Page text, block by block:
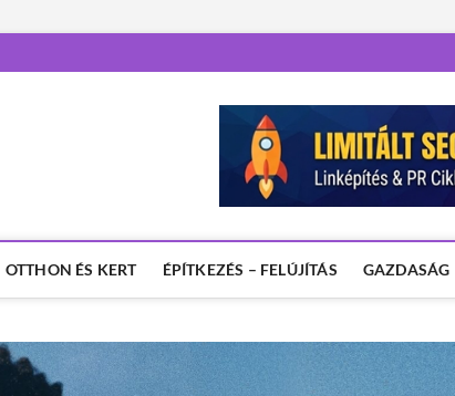
OTTHON ÉS KERT ÉPÍTKEZÉS – FELÚJÍTÁS GAZDASÁG